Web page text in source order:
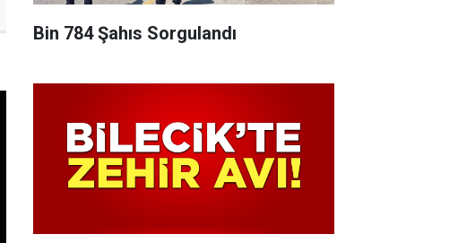
Bin 784 Şahıs Sorgulandı